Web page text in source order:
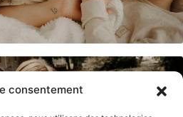
consentement